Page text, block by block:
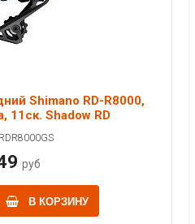
Shimano RD-R8000,
11ск. Shadow RD
руб
В КОРЗИНУ